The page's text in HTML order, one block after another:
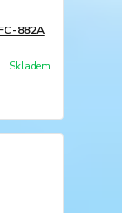
882A
Skladem